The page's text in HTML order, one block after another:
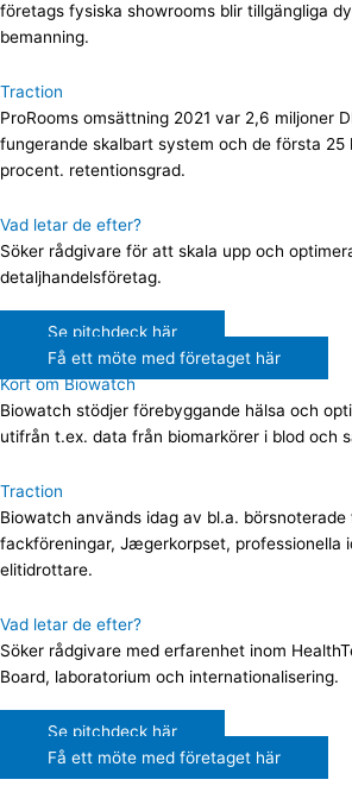
företags fysiska showrooms blir tillgängliga
bemanning.
Traction
ProRooms omsättning 2021 var 2,6 miljoner
fungerande skalbart system och de första 25
procent. retentionsgrad.
Vad letar de efter?
Söker rådgivare för att skala upp och
detaljhandelsföretag.
Se pitchdeck här
Få ett möte med företaget här
Kort om Biowatch
Biowatch stödjer förebyggande hälsa och
utifrån t.ex. data från biomarkörer i blod och
Traction
Biowatch används idag av bl.a.
fackföreningar, Jægerkorpset, professionella
elitidrottare.
Vad letar de efter?
Söker rådgivare med erfarenhet inom
Board, laboratorium och internationalisering.
Se pitchdeck här
Få ett möte med företaget här